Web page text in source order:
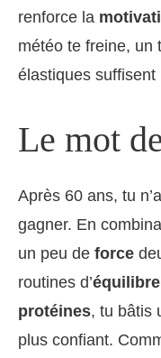
renforce la
météo te freine, un
élastiques
Le mot
Après 60 ans, tu
gagner. En
un peu de force
routines d’équilibre
protéines, tu bâtis
plus confiant.